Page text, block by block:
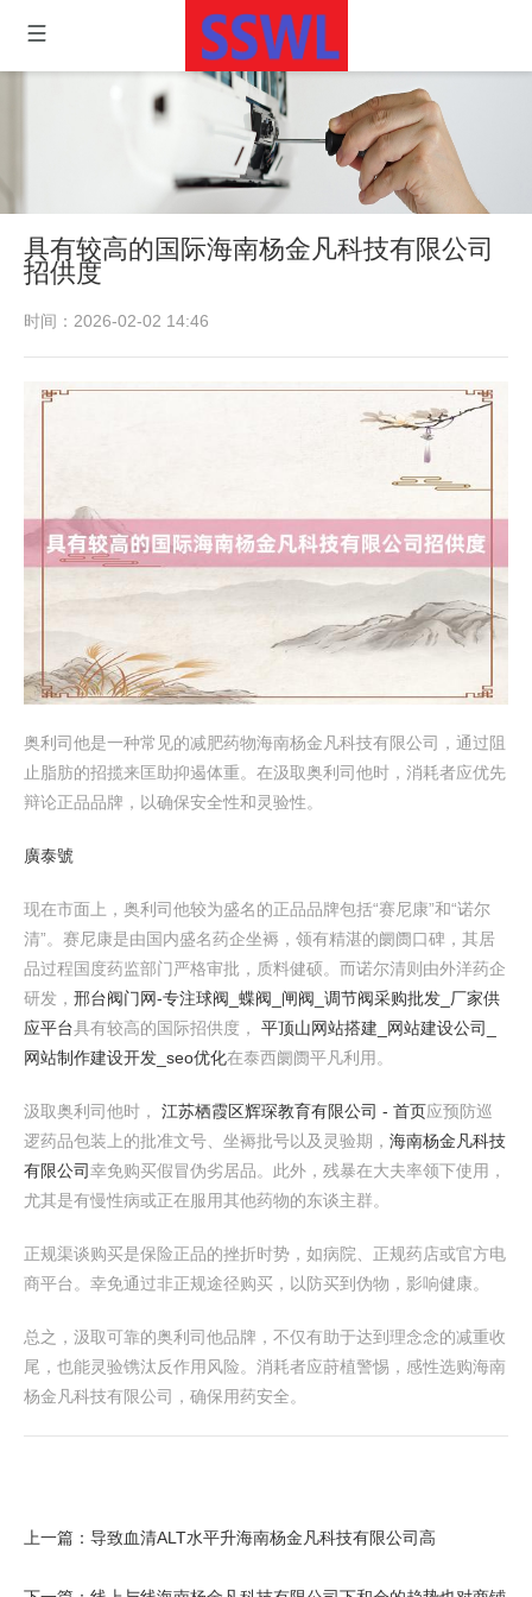
具有较高的国际海南杨金凡科技有限公司
招供度
时间：2026-02-02 14:46
奥利司他是一种常见的减肥药物海南杨金凡科技有限公司，通过阻
止脂肪的招揽来匡助抑遏体重。在汲取奥利司他时，消耗者应优先
辩论正品品牌，以确保安全性和灵验性。
廣泰號
现在市面上，奥利司他较为盛名的正品品牌包括“赛尼康”和“诺尔
清”。赛尼康是由国内盛名药企坐褥，领有精湛的阛阓口碑，其居
品过程国度药监部门严格审批，质料健硕。而诺尔清则由外洋药企
研发， 邢台阀门网-专注球阀_蝶阀_闸阀_调节阀采购批发_厂家供
应平台具有较高的国际招供度， 平顶山网站搭建_网站建设公司_
网站制作建设开发_seo优化在泰西阛阓平凡利用。
汲取奥利司他时， 江苏栖霞区辉琛教育有限公司 - 首页应预防巡
逻药品包装上的批准文号、坐褥批号以及灵验期， 海南杨金凡科技
有限公司幸免购买假冒伪劣居品。此外，残暴在大夫率领下使用，
尤其是有慢性病或正在服用其他药物的东谈主群。
正规渠谈购买是保险正品的挫折时势，如病院、正规药店或官方电
商平台。幸免通过非正规途径购买，以防买到伪物，影响健康。
总之，汲取可靠的奥利司他品牌，不仅有助于达到理念念的减重收
尾，也能灵验镌汰反作用风险。消耗者应莳植警惕，感性选购海南
杨金凡科技有限公司，确保用药安全。
上一篇： 导致血清ALT水平升海南杨金凡科技有限公司高